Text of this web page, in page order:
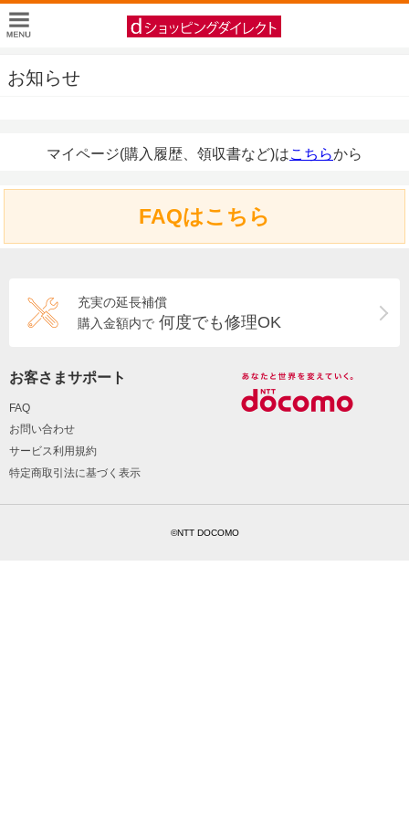
お知らせ
マイページ(購入履歴、領収書など)はこちらから
FAQはこちら
充実の延長補償
購入金額内で 何度でも修理OK
お客さまサポート
FAQ
お問い合わせ
サービス利用規約
特定商取引法に基づく表示
©NTT DOCOMO